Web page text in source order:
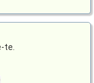
te.